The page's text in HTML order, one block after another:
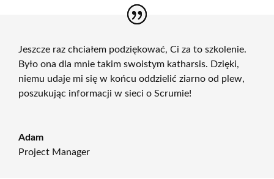
Jeszcze raz chciałem podziękować, Ci za to szkolenie.
Było ona dla mnie takim swoistym katharsis. Dzięki,
niemu udaje mi się w końcu oddzielić ziarno od plew,
poszukując informacji w sieci o Scrumie!
Adam
Project Manager